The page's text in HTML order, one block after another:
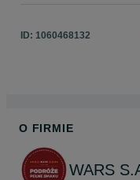
ID: 1060468132
O FIRMIE
WARS